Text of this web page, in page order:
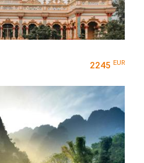
2245 EUR